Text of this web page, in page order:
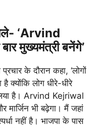
‘Arvind
मुख्यमंत्री बनेंगे’
के दौरान कहा, ‘लोगों
है क्योंकि लोग धीरे-धीरे
है। Arvind Kejriwal
मार्जिन भी बढ़ेगा। मैं जहां
नहीं है। भाजपा के पास